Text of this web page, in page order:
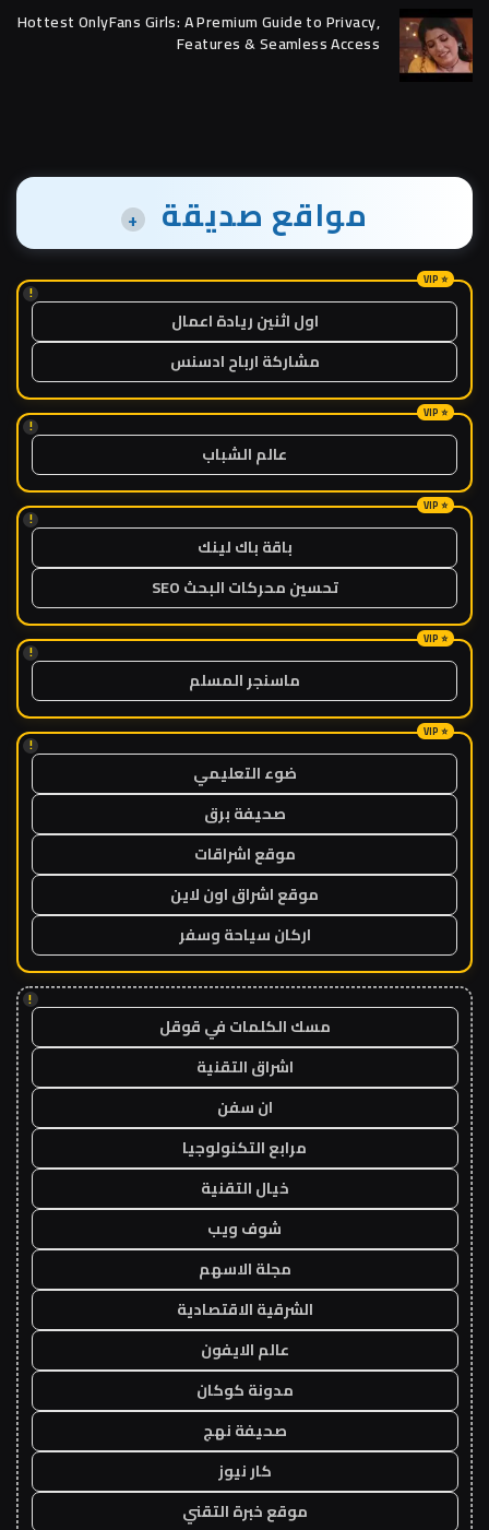
Hottest OnlyFans Girls: A Premium Guide to Privacy,
Features & Seamless Access
مواقع صديقة +
!
اول اثنين ريادة اعمال
مشاركة ارباح ادسنس
!
عالم الشباب
!
باقة باك لينك
تحسين محركات البحث SEO
!
ماسنجر المسلم
!
ضوء التعليمي
صحيفة برق
موقع اشراقات
موقع اشراق اون لاين
اركان سياحة وسفر
!
مسك الكلمات في قوقل
اشراق التقنية
ان سفن
مرابع التكنولوجيا
خيال التقنية
شوف ويب
مجلة الاسهم
الشرقية الاقتصادية
عالم الايفون
مدونة كوكان
صحيفة نهج
كار نيوز
موقع خبرة التقني